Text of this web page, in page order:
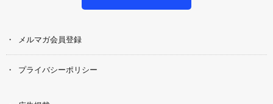
メルマガ会員登録
プライバシーポリシー